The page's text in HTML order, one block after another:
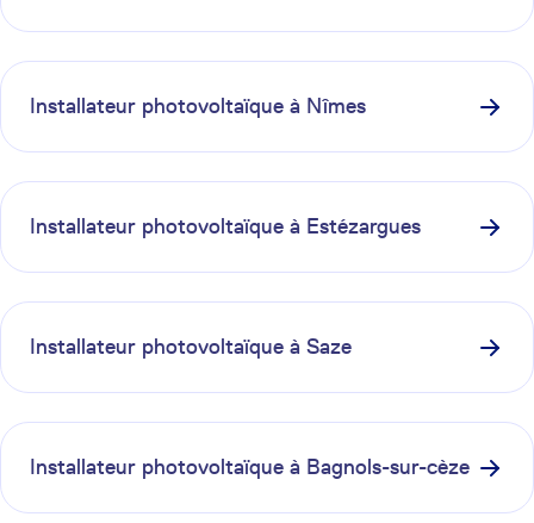
Installateur photovoltaïque à Nîmes
Installateur photovoltaïque à Estézargues
Installateur photovoltaïque à Saze
Installateur photovoltaïque à Bagnols-sur-cèze